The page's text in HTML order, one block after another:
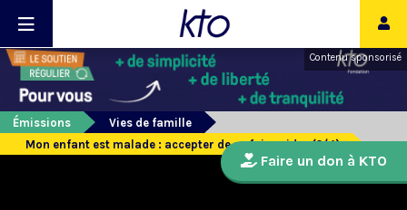
Contenu sponsorisé
Émissions
Vies de famille
Mon enfant est malade : accepter de se faire aider (2/4)
Faire un don à KTO